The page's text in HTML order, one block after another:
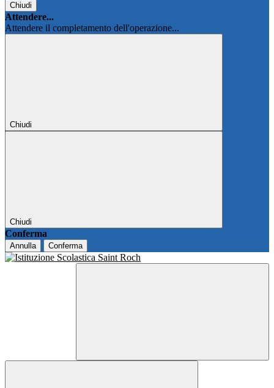
Chiudi
Attendere...
Attendere il completamento dell'operazione...
Chiudi
Chiudi
Conferma
Annulla Conferma